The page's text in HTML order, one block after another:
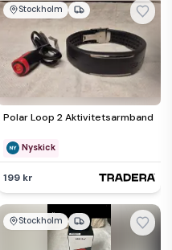
Stockholm
Polar Loop 2 Aktivitetsarmband
Nyskick
199 kr
Stockholm